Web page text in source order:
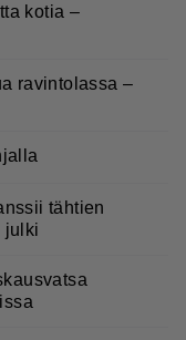
kotia –
ravintolassa –
tähtien
julki